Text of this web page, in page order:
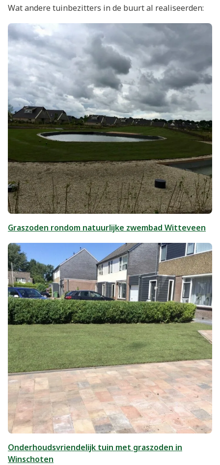
Wat andere tuinbezitters in de buurt al realiseerden:
Graszoden rondom natuurlijke zwembad Witteveen
Onderhoudsvriendelijk tuin met graszoden in
Winschoten